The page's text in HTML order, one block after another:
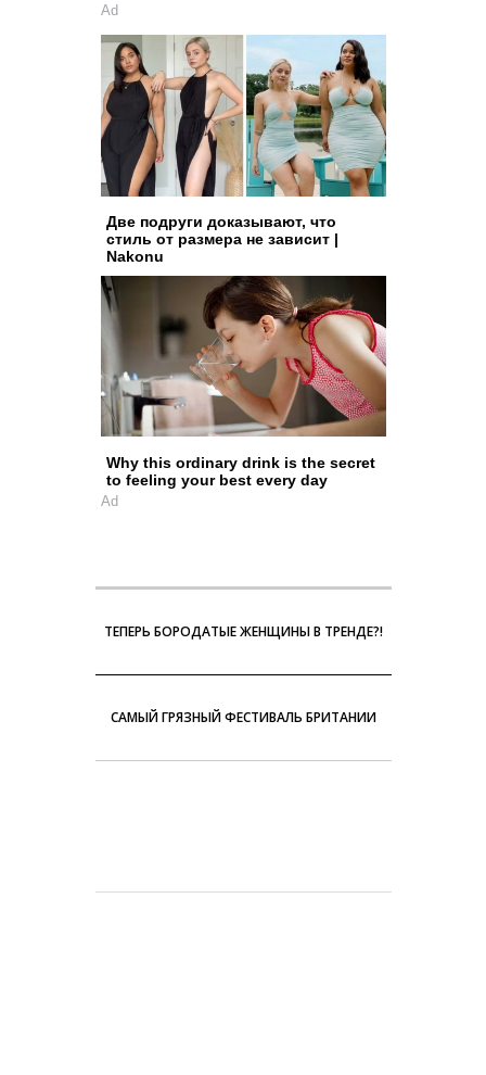
Ad
Две подруги доказывают, что
стиль от размера не зависит |
Nakonu
Why this ordinary drink is the secret
to feeling your best every day
Ad
ТЕПЕРЬ БОРОДАТЫЕ ЖЕНЩИНЫ В ТРЕНДЕ?!
САМЫЙ ГРЯЗНЫЙ ФЕСТИВАЛЬ БРИТАНИИ